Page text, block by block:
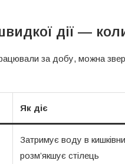
дії —
за добу, можна
Як діє
Затримує воду в
розм’якшує стілець